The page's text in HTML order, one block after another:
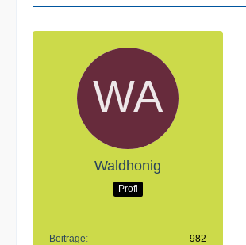
Waldhonig
Profi
Beiträge 982